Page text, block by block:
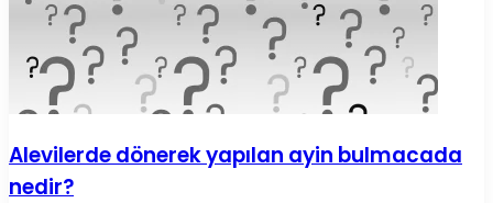
Alevilerde dönerek yapılan ayin bulmacada
nedir?